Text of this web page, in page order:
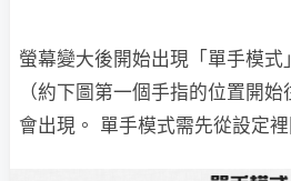
螢幕變大後開始出現「單手模
（約下圖第一個手指的位置開
會出現。 單手模式需先從設定